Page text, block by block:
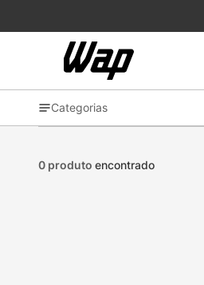
Categorias
0 produto encontrado